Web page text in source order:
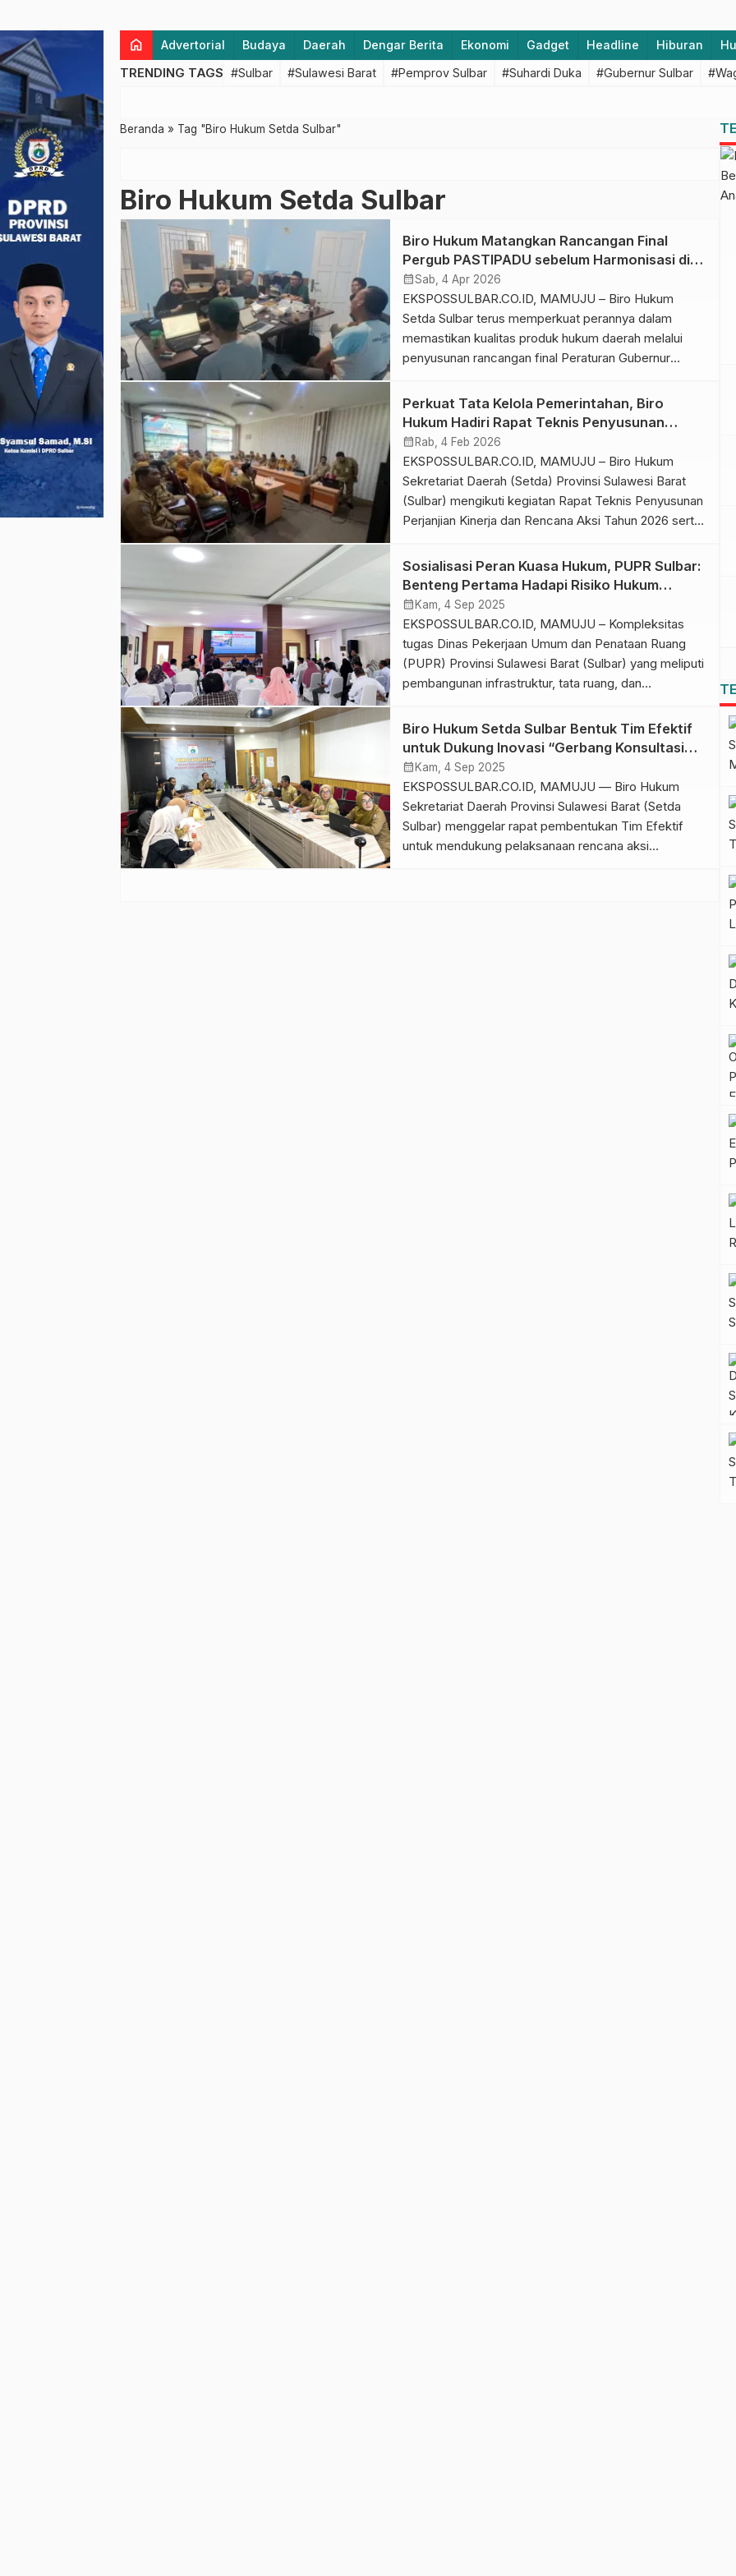
home Advertorial Budaya Daerah Dengar Berita Ekonomi Gadget Headline Hiburan
TRENDING TAGS #Sulbar #Sulawesi Barat #Pemprov Sulbar #Suhardi Duka #Gubernur Sulbar
Beranda » Tag "Biro Hukum Setda Sulbar"
Biro Hukum Setda Sulbar
Biro Hukum Matangkan Rancangan Final
Pergub PASTIPADU sebelum Harmonisasi di
Kanwil Kementerian Hukum
calendar_monthSab, 4 Apr 2026
EKSPOSSULBAR.CO.ID, MAMUJU – Biro Hukum
Setda Sulbar terus memperkuat perannya dalam
memastikan kualitas produk hukum daerah melalui
penyusunan rancangan final Peraturan Gubernur
Stunting, Kemiskinan Ekstrem, Anak Tidak Sekolah,
dan Pencegahan Perkawinan Anak (PASTIPADU),
sebelum memasuki tahapan harmonisasi di Kantor
Wilayah (Kanwil) Kementerian Hukum Sulbar. Kegiatan
penyusunan tersebut dilaksanakan di Sekretariat […]
Perkuat Tata Kelola Pemerintahan, Biro
Hukum Hadiri Rapat Teknis Penyusunan
Perjanjian Kinerja dan Rencana Aksi Tahun
2026
calendar_month Rab, 4 Feb 2026
EKSPOSSULBAR.CO.ID, MAMUJU – Biro Hukum
Sekretariat Daerah (Setda) Provinsi Sulawesi Barat
(Sulbar) mengikuti kegiatan Rapat Teknis Penyusunan
Perjanjian Kinerja dan Rencana Aksi Tahun 2026 serta
Ruang Rapat Biro Organisasi Setda Sulbar, Selasa
(3/2/2026). Kegiatan dilaksanakan oleh Biro Organisasi
Setda Sulbar ini dihadiri oleh Kepala Biro Organisasi,
seluruh perangkat […]
Sosialisasi Peran Kuasa Hukum, PUPR Sulbar:
Benteng Pertama Hadapi Risiko Hukum
Pembangunan
calendar_month Kam, 4 Sep 2025
EKSPOSSULBAR.CO.ID, MAMUJU – Kompleksitas
tugas Dinas Pekerjaan Umum dan Penataan Ruang
(PUPR) Provinsi Sulawesi Barat (Sulbar) yang meliputi
pembangunan infrastruktur, tata ruang, dan
dengan potensi permasalahan hukum. Sengketa
kontraktual, klaim aset, hingga masalah administrasi
pemerintahan menjadi tantangan yang membutuhkan
pemahaman hukum yang kuat dari seluruh aparatur.
Menjawab hal tersebut, Biro […]
Biro Hukum Setda Sulbar Bentuk Tim Efektif
untuk Dukung Inovasi “Gerbang Konsultasi
Produk Hukum Daerah Kabupaten”
calendar_month Kam, 4 Sep 2025
EKSPOSSULBAR.CO.ID, MAMUJU — Biro Hukum
Sekretariat Daerah Provinsi Sulawesi Barat (Setda
Sulbar) menggelar rapat pembentukan Tim Efektif
untuk mendukung pelaksanaan rencana aksi